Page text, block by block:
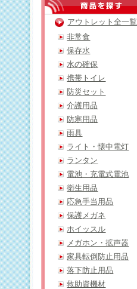
アウトレット全一覧
非常食
保存水
水の確保
携帯トイレ
防災セット
介護用品
防寒用品
雨具
ライト・懐中電灯
ランタン
電池・充電式電池
衛生用品
応急手当用品
保護メガネ
ホイッスル
メガホン・拡声器
家具転倒防止用品
落下防止用品
救助資機材